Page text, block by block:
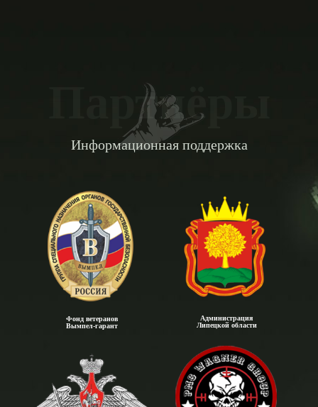
Партнёры
Информационная поддержка
Фонд ветеранов
Вымпел-гарант
Администрация
Липецкой области